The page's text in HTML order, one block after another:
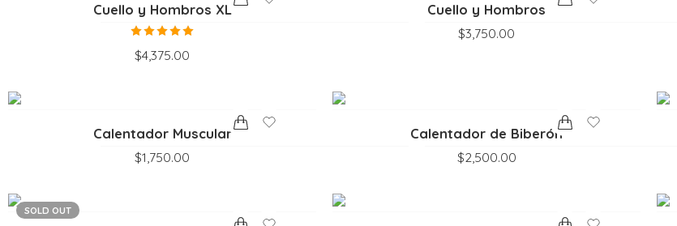
Cuello y Hombros XL
Valorado
$4,375.00
Cuello y Hombros
$3,750.00
Calentador Muscular
$1,750.00
Calentador de Biberón
$2,500.00
SOLD OUT